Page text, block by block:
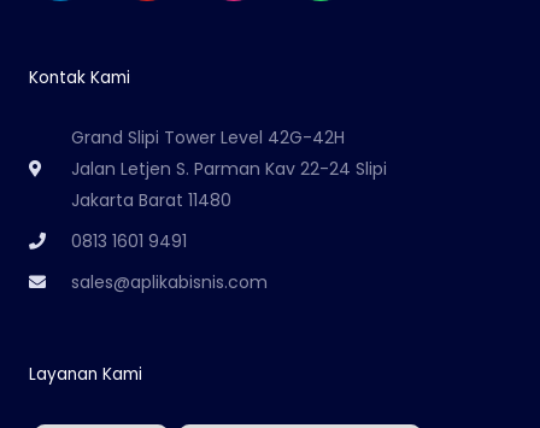
Kontak Kami
Grand Slipi Tower Level 42G-42H
Jalan Letjen S. Parman Kav 22-24 Slipi
Jakarta Barat 11480
0813 1601 9491
sales@aplikabisnis.com
Layanan Kami